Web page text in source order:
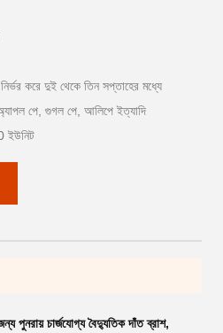
করে দুই থেকে তিন সপ্তাহের মধ্যে
পে, গুগল পে, আলিপে ইত্যাদি
ইউনিট
পুনরায় চার্জযোগ্য বৈদ্যুতিক দাঁত ব্রাশ,